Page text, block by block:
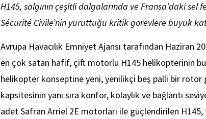
H145, salgının çeşitli dalgalarında ve Fransa’daki sel
Sécurité Civile’nin yürüttüğü kritik görevlere büyük
Avrupa Havacılık Emniyet Ajansı tarafından Haziran
en çok satan hafif, çift motorlu H145 helikopterinin
helikopter konseptine yeni, yenilikçi beş palli bir rotor
kapsitesinin yanı sıra konfor, kolaylık ve bağlantı
adet Safran Arriel 2E motorları ile güçlendirilen